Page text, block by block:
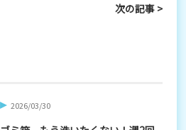
次の記事 >
2026/03/30